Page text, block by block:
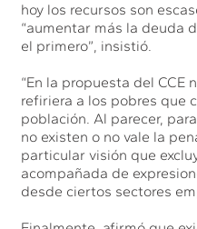
hoy los recursos son
“aumentar más la deuda
el primero”, insistió.
“En la propuesta del CCE
refiriera a los pobres que
población. Al parecer,
no existen o no vale la
particular visión que
acompañada de
desde ciertos sectores